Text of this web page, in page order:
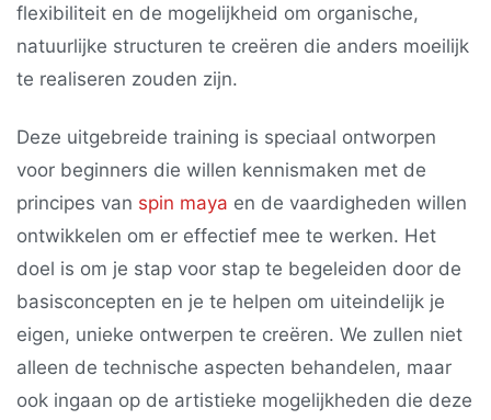
flexibiliteit en de mogelijkheid om organische,
natuurlijke structuren te creëren die anders moeilijk
te realiseren zouden zijn.
Deze uitgebreide training is speciaal ontworpen
voor beginners die willen kennismaken met de
principes van spin maya en de vaardigheden willen
ontwikkelen om er effectief mee te werken. Het
doel is om je stap voor stap te begeleiden door de
basisconcepten en je te helpen om uiteindelijk je
eigen, unieke ontwerpen te creëren. We zullen niet
alleen de technische aspecten behandelen, maar
ook ingaan op de artistieke mogelijkheden die deze